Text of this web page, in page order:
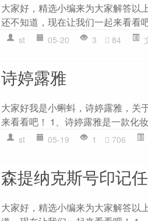
大家好，精选小编来为大家解答以
还不知道，现在让我们一起来看看
st 05-20 3 84
诗婷露雅
大家好我是小蝌蚪，诗婷露雅，关
来看看吧！ 1、诗婷露雅是一款化
st 05-19 1 706
森提纳克斯号印记
大家好，精选小编来为大家解答以